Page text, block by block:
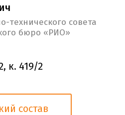
технического совета
бюро «РИО»
к. 419/2
состав